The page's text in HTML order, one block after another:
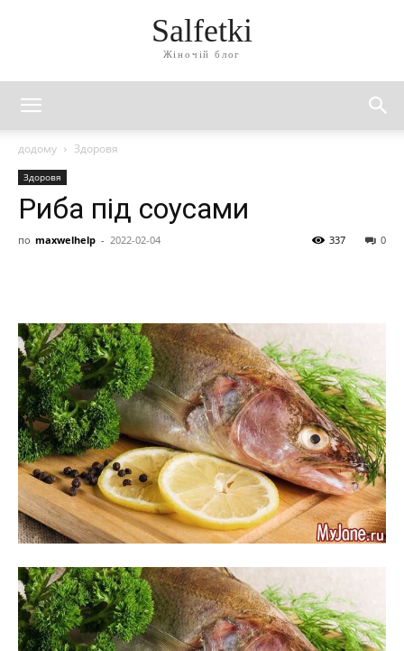
Salfetki
Жіночій блог
додому Здоровя
Здоровя
Риба під соусами
по maxwelhelp - 2022-02-04 0
337